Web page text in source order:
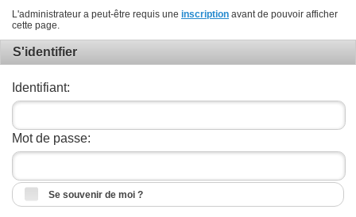
L'administrateur a peut-être requis une inscription avant de pouvoir afficher
cette page.
S'identifier
Identifiant:
Mot de passe:
Se souvenir de moi ?